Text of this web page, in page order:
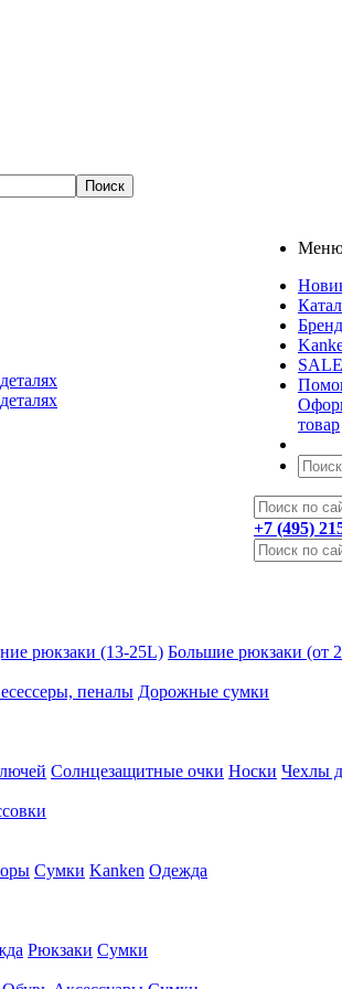
SALE
товар
+7 (495)
рюкзаки (13-25L) Большие рюкзаки (от
пеналы Дорожные сумки
Солнцезащитные очки Носки Чехлы
Сумки Kanken Одежда
Рюкзаки Сумки